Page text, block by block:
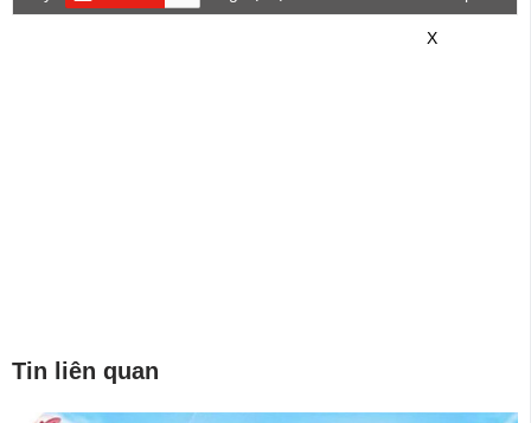
X
Tin liên quan